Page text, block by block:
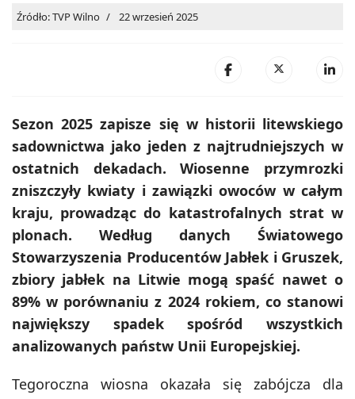
Źródło: TVP Wilno 22 wrzesień 2025
Sezon 2025 zapisze się w historii litewskiego
sadownictwa jako jeden z najtrudniejszych w
ostatnich dekadach. Wiosenne przymrozki
zniszczyły kwiaty i zawiązki owoców w całym
kraju, prowadząc do katastrofalnych strat w
plonach. Według danych Światowego
Stowarzyszenia Producentów Jabłek i Gruszek,
zbiory jabłek na Litwie mogą spaść nawet o
89% w porównaniu z 2024 rokiem, co stanowi
największy spadek spośród wszystkich
analizowanych państw Unii Europejskiej.
Tegoroczna wiosna okazała się zabójcza dla